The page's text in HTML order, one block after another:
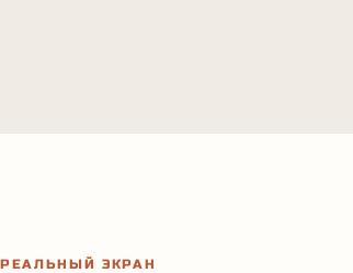
РЕАЛЬНЫЙ ЭКРАН